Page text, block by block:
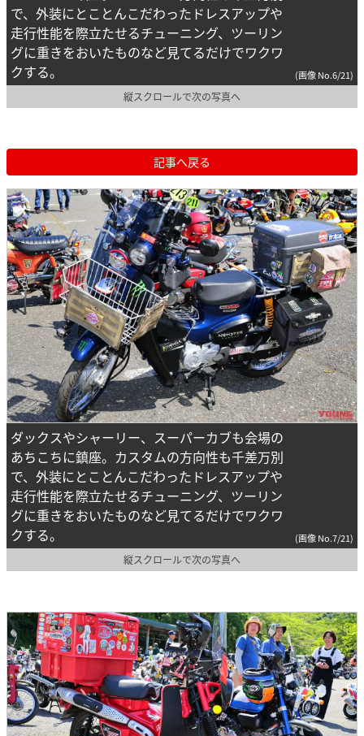
で、外装にとことんこだわったドレスアップや
走行性能を際立たせるチューニング、ツーリン
グに重きをおいたものなど見てるだけでワクワ
クする。
(画像 No.6/21)
縦スクロールで次の写真へ
記事へ戻る
ダックスやシャーリー、スーパーカブも会場の
あちこちに鎮座。カスタムの方向性も千差万別
で、外装にとことんこだわったドレスアップや
走行性能を際立たせるチューニング、ツーリン
グに重きをおいたものなど見てるだけでワクワ
クする。
(画像 No.7/21)
縦スクロールで次の写真へ